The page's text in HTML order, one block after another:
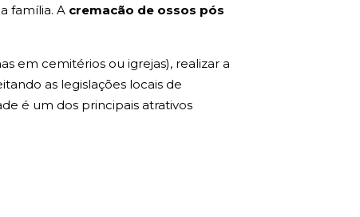
família. A cremacão de ossos pós
em cemitérios ou igrejas), realizar a
as legislações locais de
é um dos principais atrativos